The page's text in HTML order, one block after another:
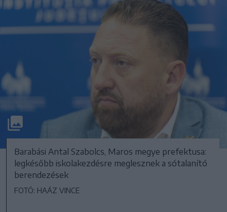
Barabási Antal Szabolcs, Maros megye prefektusa:
legkésőbb iskolakezdésre meglesznek a sótalanító
berendezések
FOTÓ: HAÁZ VINCE